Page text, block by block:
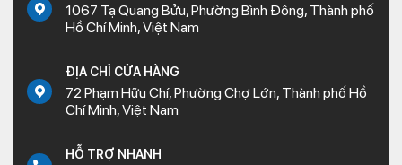
1067 Tạ Quang Bửu, Phường Bình Đông, Thành phố
Hồ Chí Minh, Việt Nam
ĐỊA CHỈ CỬA HÀNG
72 Phạm Hữu Chí, Phường Chợ Lớn, Thành phố Hồ
Chí Minh, Việt Nam
HỖ TRỢ NHANH